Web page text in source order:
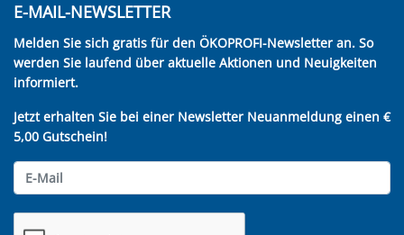
E-MAIL-NEWSLETTER
Melden Sie sich gratis für den ÖKOPROFI-Newsletter an. So
werden Sie laufend über aktuelle Aktionen und Neuigkeiten
informiert.
Jetzt erhalten Sie bei einer Newsletter Neuanmeldung einen €
5,00 Gutschein!